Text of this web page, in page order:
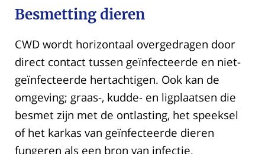
Besmetting dieren
CWD wordt horizontaal overgedragen door
direct contact tussen geïnfecteerde en niet-
geïnfecteerde hertachtigen. Ook kan de
omgeving; graas-, kudde- en ligplaatsen die
besmet zijn met de ontlasting, het speeksel
of het karkas van geïnfecteerde dieren
fungeren als een bron van infectie.